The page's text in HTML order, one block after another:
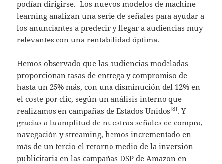
podían dirigirse. Los nuevos modelos de machine
learning analizan una serie de señales para ayudar a
los anunciantes a predecir y llegar a audiencias muy
relevantes con una rentabilidad óptima.
Hemos observado que las audiencias modeladas
proporcionan tasas de entrega y compromiso de
hasta un 25% más, con una disminución del 12% en
el coste por clic, según un análisis interno que
realizamos en campañas de Estados Unidos[8]. Y
gracias a la amplitud de nuestras señales de compra,
navegación y streaming, hemos incrementado en
más de un tercio el retorno medio de la inversión
publicitaria en las campañas DSP de Amazon en